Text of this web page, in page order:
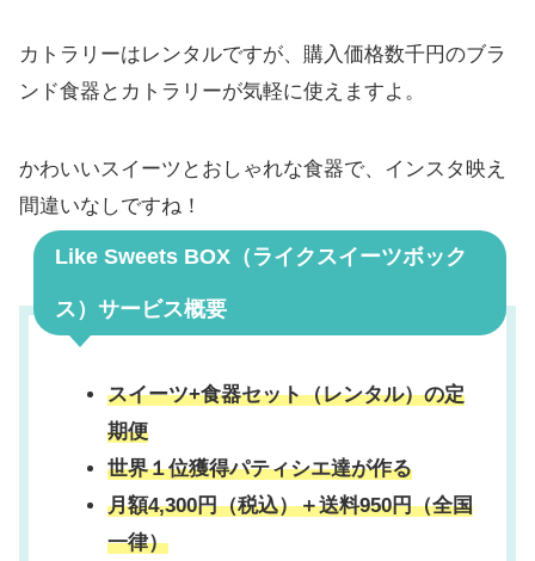
カトラリーはレンタルですが、購入価格数千円のブラ
ンド食器とカトラリーが気軽に使えますよ。
かわいいスイーツとおしゃれな食器で、インスタ映え
間違いなしですね！
Like Sweets BOX（ライクスイーツボック
ス）サービス概要
スイーツ+食器セット（レンタル）の定
期便
世界１位獲得パティシエ達が作る
月額4,300円（税込）＋送料950円（全国
一律）